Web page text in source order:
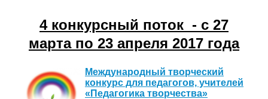
4 конкурсный поток - c 27
марта по 23 апреля 2017 года
Международный творческий
конкурс для педагогов, учителей
«Педагогика творчества»